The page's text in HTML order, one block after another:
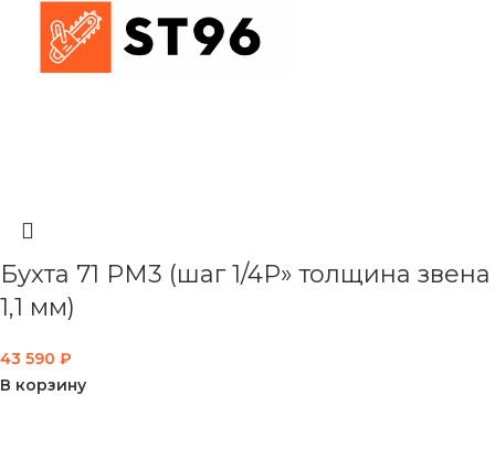
Бухта 71 PM3 (шаг 1/4P» толщина звена
1,1 мм)
43 590 ₽
В корзину